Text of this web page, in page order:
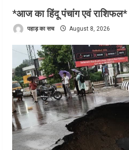
*आज का हिंदू पंचांग एवं राशिफल*
पहाड़ का सच August 8, 2026